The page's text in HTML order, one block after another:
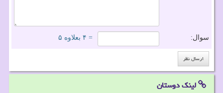
سوال: = ۴ بعلاوه ۵
لینک دوستان